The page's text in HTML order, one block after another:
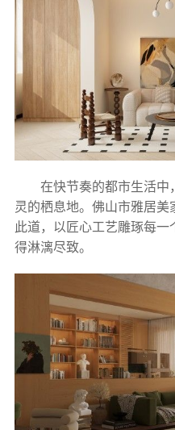
在快节奏的都市生活中
灵的栖息地。佛山市雅居
此道，以匠心工艺雕琢每
得淋漓尽致。